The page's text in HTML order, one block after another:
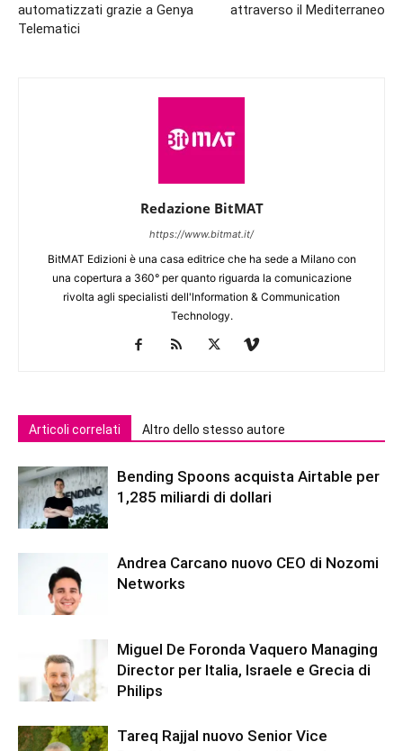
automatizzati grazie a Genya
Telematici
attraverso il Mediterraneo
Redazione BitMAT
https://www.bitmat.it/
BitMAT Edizioni è una casa editrice che ha sede a Milano con
una copertura a 360° per quanto riguarda la comunicazione
rivolta agli specialisti dell'lnformation & Communication
Technology.
Articoli correlati Altro dello stesso autore
Bending Spoons acquista Airtable per
1,285 miliardi di dollari
Andrea Carcano nuovo CEO di Nozomi
Networks
Miguel De Foronda Vaquero Managing
Director per Italia, Israele e Grecia di
Philips
Tareq Rajjal nuovo Senior Vice